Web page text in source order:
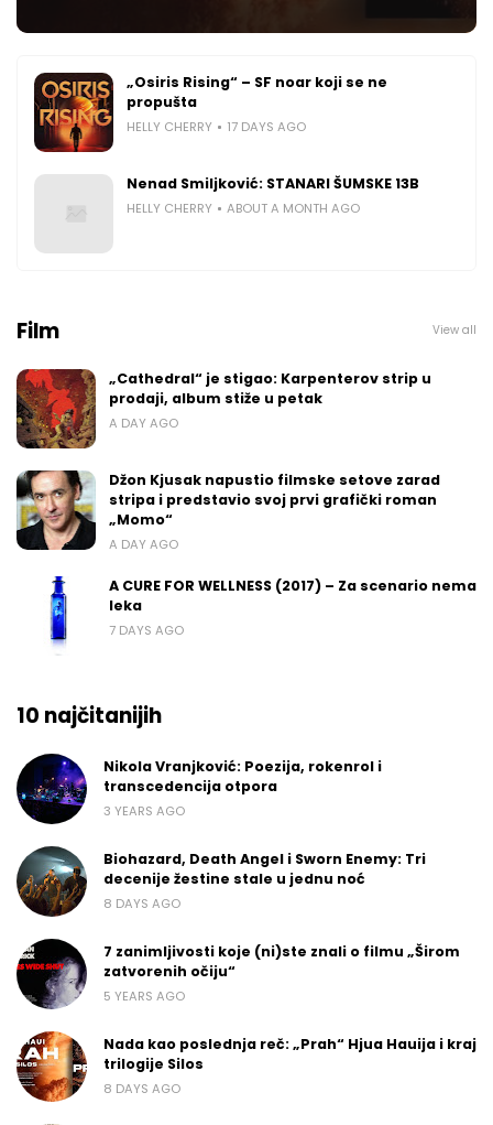
„Osiris Rising“ – SF noar koji se ne
propušta
HELLY CHERRY 17 DAYS AGO
Nenad Smiljković: STANARI ŠUMSKE 13B
HELLY CHERRY ABOUT A MONTH AGO
Film View all
„Cathedral“ je stigao: Karpenterov strip u
prodaji, album stiže u petak
A DAY AGO
Džon Kjusak napustio filmske setove zarad
stripa i predstavio svoj prvi grafički roman
„Momo“
A DAY AGO
A CURE FOR WELLNESS (2017) – Za scenario nema
leka
7 DAYS AGO
10 najčitanijih
Nikola Vranjković: Poezija, rokenrol i
transcedencija otpora
3 YEARS AGO
Biohazard, Death Angel i Sworn Enemy: Tri
decenije žestine stale u jednu noć
8 DAYS AGO
7 zanimljivosti koje (ni)ste znali o filmu „Širom
zatvorenih očiju“
5 YEARS AGO
Nada kao poslednja reč: „Prah“ Hjua Hauija i kraj
trilogije Silos
8 DAYS AGO